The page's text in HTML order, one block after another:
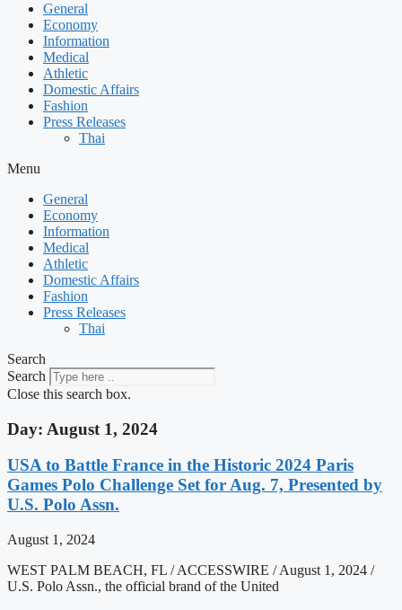
General
Economy
Information
Medical
Athletic
Domestic Affairs
Fashion
Press Releases
Thai
Menu
General
Economy
Information
Medical
Athletic
Domestic Affairs
Fashion
Press Releases
Thai
Search
Search
Close this search box.
Day: August 1, 2024
USA to Battle France in the Historic 2024 Paris
Games Polo Challenge Set for Aug. 7, Presented by
U.S. Polo Assn.
August 1, 2024
WEST PALM BEACH, FL / ACCESSWIRE / August 1, 2024 /
U.S. Polo Assn., the official brand of the United